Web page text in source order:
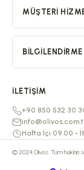
MÜŞTERI
BILGILENDIRME
İLETIŞIM
+90 850 532 30
Hafta İçi 09.00 -
© 2024 Olivos. Tüm hakları